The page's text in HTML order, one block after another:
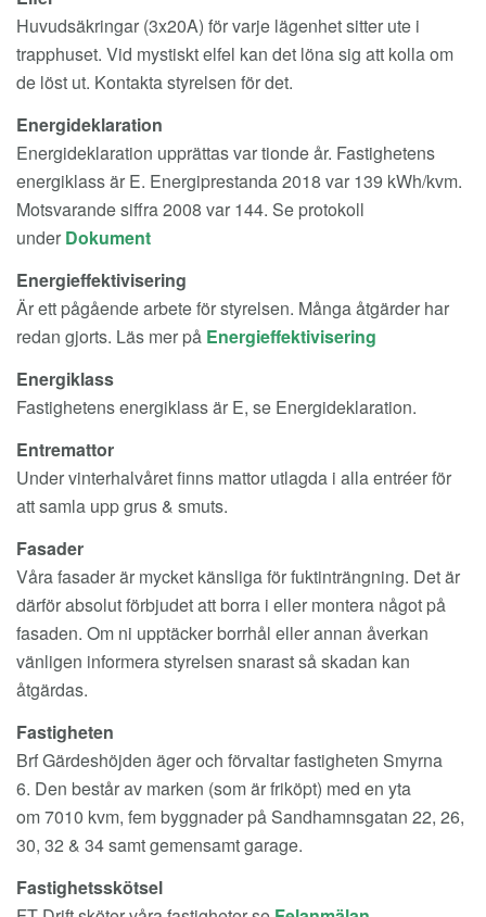
Huvudsäkringar (3x20A) för varje lägenhet sitter ute i
trapphuset. Vid mystiskt elfel kan det löna sig att kolla om
de löst ut. Kontakta styrelsen för det.
Energideklaration
Energideklaration upprättas var tionde år. Fastighetens
energiklass är E. Energiprestanda 2018 var 139 kWh/kvm.
Motsvarande siffra 2008 var 144. Se protokoll
under Dokument
Energieffektivisering
Är ett pågående arbete för styrelsen. Många åtgärder har
redan gjorts. Läs mer på Energieffektivisering
Energiklass
Fastighetens energiklass är E, se Energideklaration.
Entremattor
Under vinterhalvåret finns mattor utlagda i alla entréer för
att samla upp grus & smuts.
Fasader
Våra fasader är mycket känsliga för fuktinträngning. Det är
därför absolut förbjudet att borra i eller montera något på
fasaden. Om ni upptäcker borrhål eller annan åverkan
vänligen informera styrelsen snarast så skadan kan
åtgärdas.
Fastigheten
Brf Gärdeshöjden äger och förvaltar fastigheten Smyrna
6. Den består av marken (som är friköpt) med en yta
om 7010 kvm, fem byggnader på Sandhamnsgatan 22, 26,
30, 32 & 34 samt gemensamt garage.
Fastighetsskötsel